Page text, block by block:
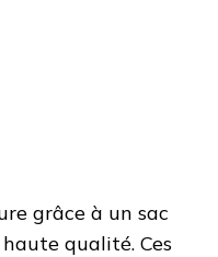
grâce à un sac
qualité. Ces